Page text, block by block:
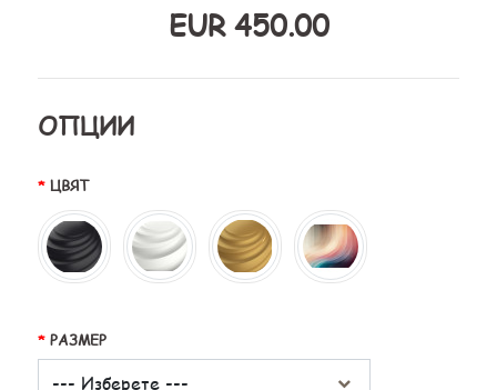
EUR 450.00
ОПЦИИ
ЦВЯТ
РАЗМЕР